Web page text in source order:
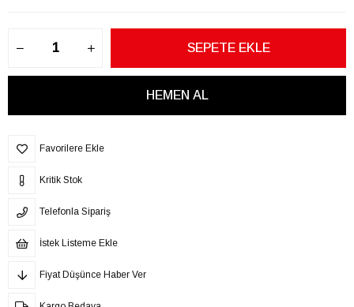
Favorilere Ekle
Kritik Stok
Telefonla Sipariş
İstek Listeme Ekle
Fiyat Düşünce Haber Ver